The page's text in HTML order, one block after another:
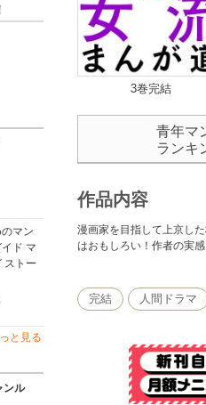
マン
ド マ
ストー
と見る
ンル
3巻完結
青年マ
ランキ
作品内容
漫画家を目指して上京し
はおもしろい！作者の実
完結 人間ドラマ